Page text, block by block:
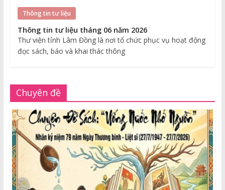
Thông tin tư liệu
Thông tin tư liệu tháng 06 năm 2026
Thư viện tỉnh Lâm Đồng là nơi tổ chức phục vụ hoạt động
đọc sách, báo và khai thác thông
Chuyên đề